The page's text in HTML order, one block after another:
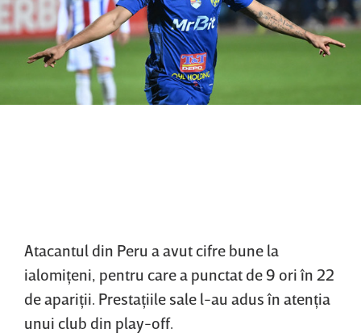
Atacantul din Peru a avut cifre bune la
ialomiţeni, pentru care a punctat de 9 ori în 22
de apariţii. Prestaţiile sale l-au adus în atenţia
unui club din play-off.